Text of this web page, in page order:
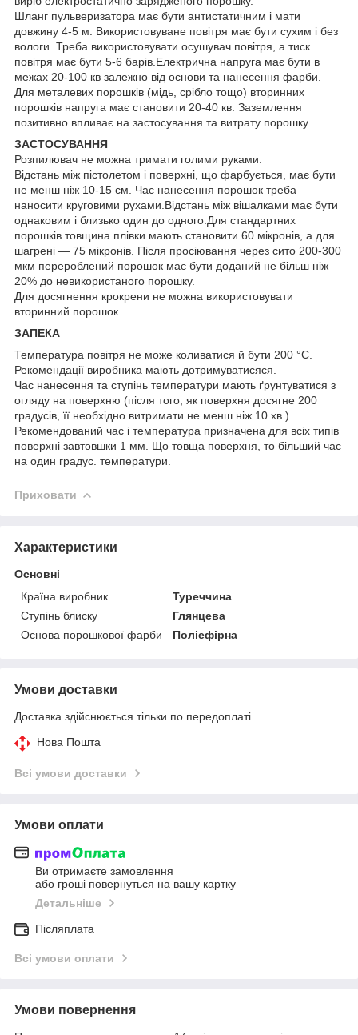
Шланг пульверизатора має бути антистатичним і мати
довжину 4-5 м. Використовуване повітря має бути сухим і без
вологи. Треба використовувати осушувач повітря, а тиск
повітря має бути 5-6 барів.Електрична напруга має бути в
межах 20-100 кв залежно від основи та нанесення фарби.
Для металевих порошків (мідь, срібло тощо) вторинних
порошків напруга має становити 20-40 кв. Заземлення
позитивно впливає на застосування та витрату порошку.
ЗАСТОСУВАННЯ
Розпилювач не можна тримати голими руками.
Відстань між пістолетом і поверхні, що фарбується, має бути
не менш ніж 10-15 см. Час нанесення порошок треба
наносити круговими рухами.Відстань між вішалками має бути
однаковим і близько один до одного.Для стандартних
порошків товщина плівки мають становити 60 мікронів, а для
шагрені — 75 мікронів. Після просіювання через сито 200-300
мкм перероблений порошок має бути доданий не більш ніж
20% до невикористаного порошку.
Для досягнення крокрени не можна використовувати
вторинний порошок.
ЗАПЕКА
Температура повітря не може коливатися й бути 200 °C.
Рекомендації виробника мають дотримуватисяся.
Час нанесення та ступінь температури мають ґрунтуватися з
огляду на поверхню (після того, як поверхня досягне 200
градусів, її необхідно витримати не менш ніж 10 хв.)
Рекомендований час і температура призначена для всіх типів
поверхні завтовшки 1 мм. Що товща поверхня, то більший час
на один градус. температури.
Приховати
Характеристики
Основні
Країна виробник
Туреччина
Ступінь блиску
Глянцева
Основа порошкової фарби
Поліефірна
Умови доставки
Доставка здійснюється тільки по передоплаті.
Нова Пошта
Всі умови доставки
Умови оплати
Ви отримаєте замовлення
або гроші повернуться на вашу картку
Детальніше
Післяплата
Всі умови оплати
Умови повернення